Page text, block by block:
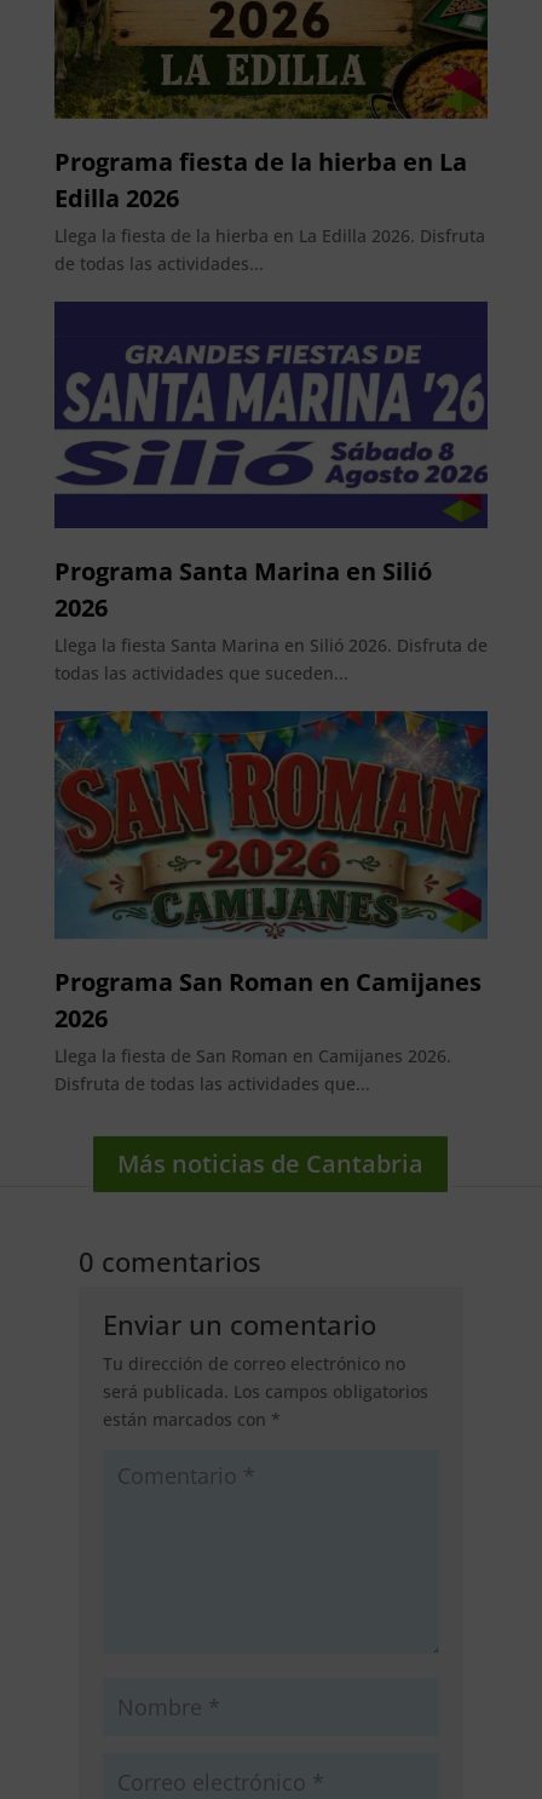
Programa fiesta de la hierba en La
Edilla 2026
Llega la fiesta de la hierba en La Edilla 2026. Disfruta
de todas las actividades...
Programa Santa Marina en Silió
2026
Llega la fiesta Santa Marina en Silió 2026. Disfruta de
todas las actividades que suceden...
Programa San Roman en Camijanes
2026
Llega la fiesta de San Roman en Camijanes 2026.
Disfruta de todas las actividades que...
Más noticias de Cantabria
0 comentarios
Enviar un comentario
Tu dirección de correo electrónico no
será publicada. Los campos obligatorios
están marcados con *